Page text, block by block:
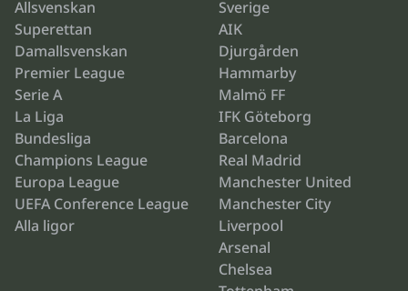
Allsvenskan
Superettan
Damallsvenskan
Premier League
Serie A
La Liga
Bundesliga
Champions League
Europa League
UEFA Conference League
Alla ligor
Sverige
AIK
Djurgården
Hammarby
Malmö FF
IFK Göteborg
Barcelona
Real Madrid
Manchester United
Manchester City
Liverpool
Arsenal
Chelsea